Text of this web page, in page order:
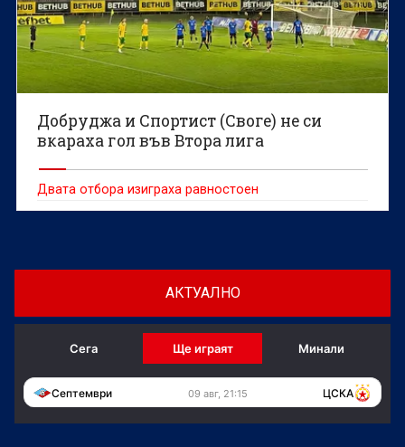
Добруджа и Спортист (Своге) не си
вкараха гол във Втора лига
Двата отбора изиграха равностоен
АКТУАЛНО
Сега Ще играят Минали
Септември 09 авг, 21:15 ЦСКА